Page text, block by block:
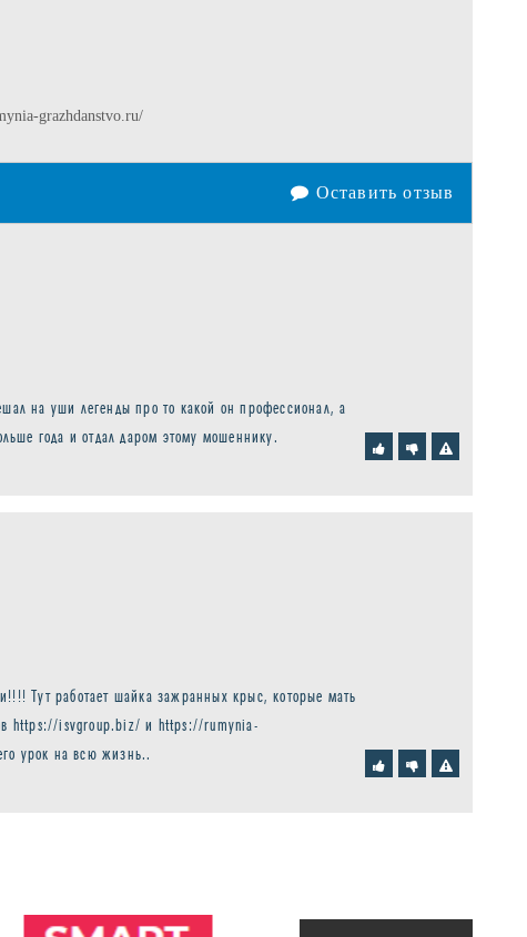
grazhdanstvo.ru/
Оставить отзыв
на уши легенды про то какой он профессионал, а
года и отдал даром этому мошеннику.
Тут работает шайка зажранных крыс, которые мать
https://isvgroup.biz/ и https://rumynia-
урок на всю жизнь..